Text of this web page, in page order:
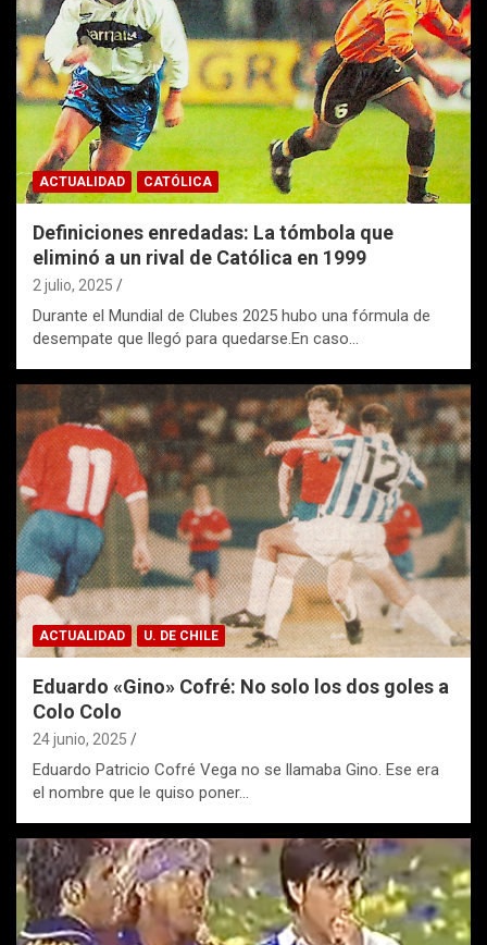
ACTUALIDAD CATÓLICA
Definiciones enredadas: La tómbola que
eliminó a un rival de Católica en 1999
2 julio, 2025
Durante el Mundial de Clubes 2025 hubo una fórmula de
desempate que llegó para quedarse.En caso…
ACTUALIDAD U. DE CHILE
Eduardo «Gino» Cofré: No solo los dos goles a
Colo Colo
24 junio, 2025
Eduardo Patricio Cofré Vega no se llamaba Gino. Ese era
el nombre que le quiso poner…